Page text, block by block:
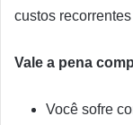
custos
Vale a pena
Você sofre